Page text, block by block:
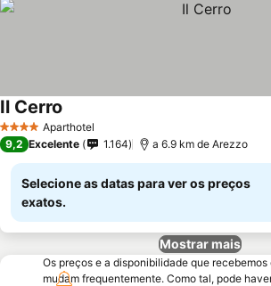
4 EstrelasAparthotel
Il Cerro
9,2 Excelente 1.164 a 6.9 km de Arezzo
Selecione as datas para ver os preços
exatos.
Mostrar mais
Os preços e a disponibilidade que recebemos
mudam frequentemente. Como tal, pode